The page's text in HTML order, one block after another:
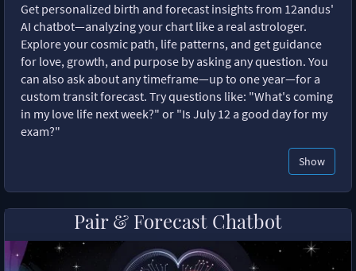
Get personalized birth and forecast insights from 12andus'
AI chatbot—analyzing your chart like a real astrologer.
Explore your cosmic path, life patterns, and get guidance
for love, growth, and purpose by asking any question. You
can also ask about any timeframe—up to one year—for a
custom transit forecast. Try questions like: "What's coming
in my love life next week?" or "Is July 12 a good day for my
exam?"
Show
Pair & Forecast Chatbot